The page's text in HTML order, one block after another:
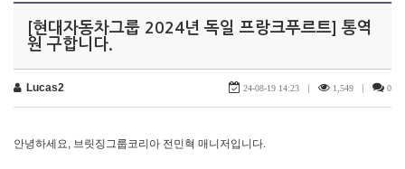
[현대자동차그룹 2024년 독일 프랑크푸르트] 통역
원 구합니다.
Lucas2 24-08-19 14:23 1,549 0
안녕하세요, 브릿징그룹코리아 전민혁 매니저입니다.